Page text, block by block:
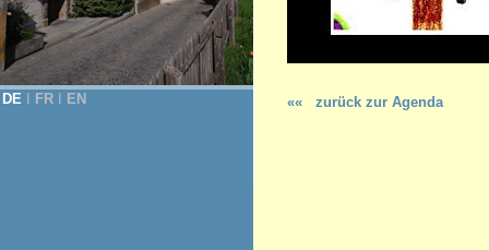
DE FR EN «« zurück zur Agenda